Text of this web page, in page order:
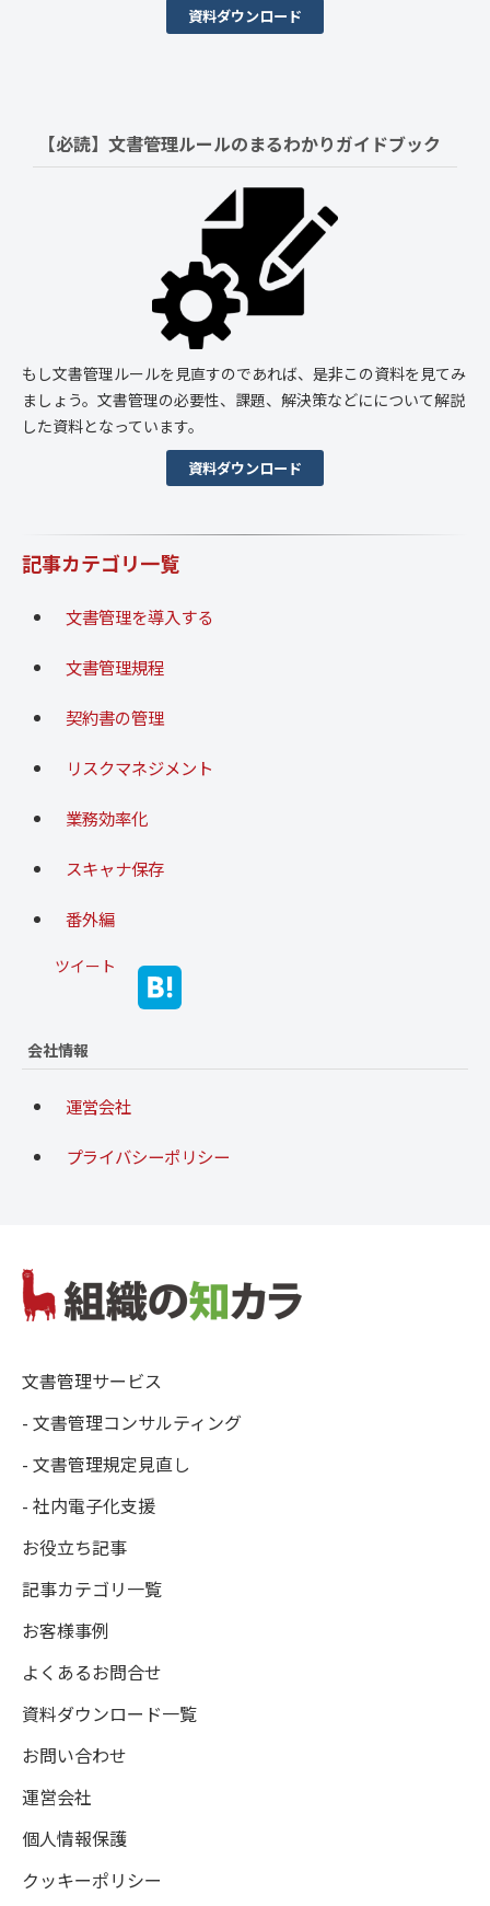
資料ダウンロード
【必読】文書管理ルールのまるわかりガイドブック
もし文書管理ルールを見直すのであれば、是非この資料を見てみ
ましょう。文書管理の必要性、課題、解決策などにについて解説
した資料となっています。
資料ダウンロード
記事カテゴリ一覧
文書管理を導入する
文書管理規程
契約書の管理
リスクマネジメント
業務効率化
スキャナ保存
番外編
ツイート
会社情報
運営会社
プライバシーポリシー
文書管理サービス
- 文書管理コンサルティング
- 文書管理規定見直し
- 社内電子化支援
お役立ち記事
記事カテゴリ一覧
お客様事例
よくあるお問合せ
資料ダウンロード一覧
お問い合わせ
運営会社
個人情報保護
クッキーポリシー